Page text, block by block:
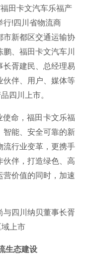
田卡文汽车乐福产
行!四川省物流商
市新都区交通运输协
、福田卡文汽车川
胥建民、总经理易
伙伴、用户、媒体等
四川上市。
命，福田卡文乐福
智能、安全可靠的新
流行业变革，更携手
伴，打造绿色、高
价值的同时，加速
四川纳贝董事长胥
上市
生态建设